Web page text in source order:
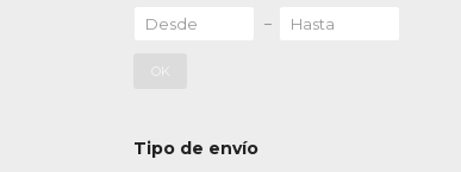
OK
Tipo de envío